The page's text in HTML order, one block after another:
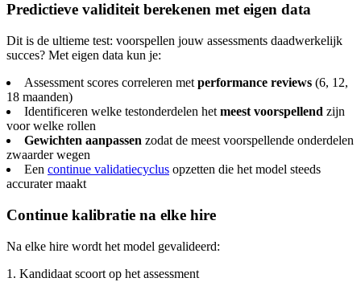
Predictieve validiteit berekenen met eigen data
Dit is de ultieme test: voorspellen jouw assessments daadwerkelijk
succes? Met eigen data kun je:
Assessment scores correleren met performance reviews (6, 12,
18 maanden)
Identificeren welke testonderdelen het meest voorspellend zijn
voor welke rollen
Gewichten aanpassen zodat de meest voorspellende onderdelen
zwaarder wegen
Een continue validatiecyclus opzetten die het model steeds
accurater maakt
Continue kalibratie na elke hire
Na elke hire wordt het model gevalideerd:
1. Kandidaat scoort op het assessment